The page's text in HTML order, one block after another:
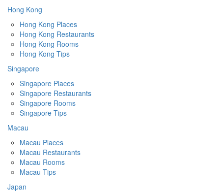
Hong Kong
Hong Kong Places
Hong Kong Restaurants
Hong Kong Rooms
Hong Kong Tips
Singapore
Singapore Places
Singapore Restaurants
Singapore Rooms
Singapore Tips
Macau
Macau Places
Macau Restaurants
Macau Rooms
Macau Tips
Japan